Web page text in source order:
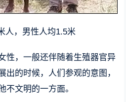
人，男性人均1.5米
性，一般还伴随着生殖器官异
出的时候，人们参观的意图，
不文明的一方面。